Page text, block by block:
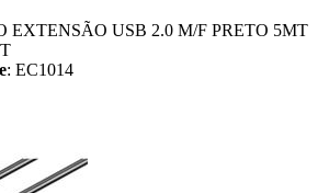
EXTENSÃO USB 2.0 M/F PRETO 5MT
: EC1014